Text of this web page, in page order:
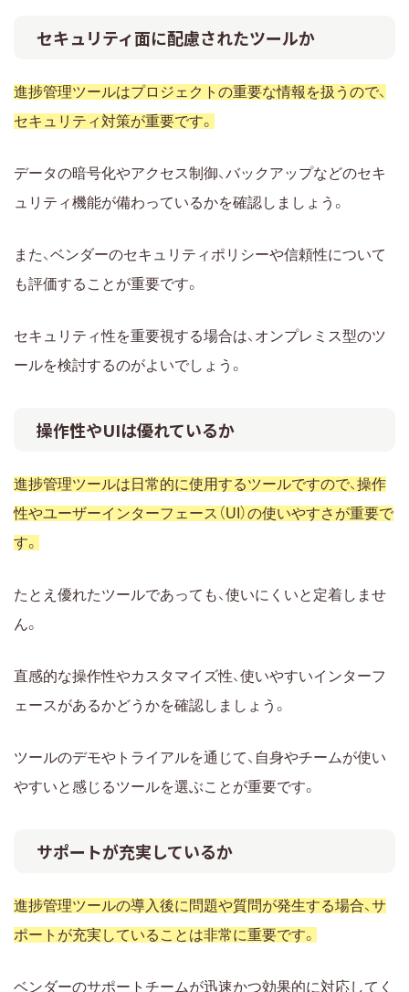
セキュリティ面に配慮されたツールか
進捗管理ツールはプロジェクトの重要な情報を扱うので、
セキュリティ対策が重要です。
データの暗号化やアクセス制御、バックアップなどのセキ
ュリティ機能が備わっているかを確認しましょう。
また、ベンダーのセキュリティポリシーや信頼性について
も評価することが重要です。
セキュリティ性を重要視する場合は、オンプレミス型のツ
ールを検討するのがよいでしょう。
操作性やUIは優れているか
進捗管理ツールは日常的に使用するツールですので、操作
性やユーザーインターフェース（UI）の使いやすさが重要で
す。
たとえ優れたツールであっても、使いにくいと定着しませ
ん。
直感的な操作性やカスタマイズ性、使いやすいインターフ
ェースがあるかどうかを確認しましょう。
ツールのデモやトライアルを通じて、自身やチームが使い
やすいと感じるツールを選ぶことが重要です。
サポートが充実しているか
進捗管理ツールの導入後に問題や質問が発生する場合、サ
ポートが充実していることは非常に重要です。
ベンダーのサポートチームが迅速かつ効果的に対応してく